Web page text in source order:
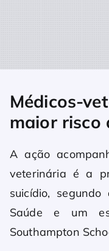
Médicos-
maior risco
A ação
veterinária é a
suicídio,
Saúde e um
Southampton